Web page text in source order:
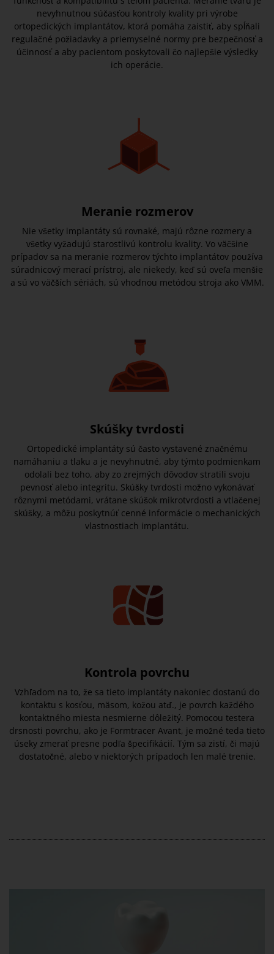
nevyhnutnou súčasťou kontroly kvality pri výrobe
ortopedických implantátov, ktorá pomáha zaistiť, aby spĺňali
regulačné požiadavky a priemyselné normy pre bezpečnosť a
účinnosť a aby pacientom poskytovali čo najlepšie výsledky
ich operácie.
Meranie rozmerov
Nie všetky implantáty sú rovnaké, majú rôzne rozmery a
všetky vyžadujú starostlivú kontrolu kvality. Vo väčšine
prípadov sa na meranie rozmerov týchto implantátov používa
súradnicový merací prístroj, ale niekedy, keď sú oveľa menšie
a sú vo väčších sériách, sú vhodnou metódou stroja ako VMM.
Skúšky tvrdosti
Ortopedické implantáty sú často vystavené značnému
namáhaniu a tlaku a je nevyhnutné, aby týmto podmienkam
odolali bez toho, aby zo zrejmých dôvodov stratili svoju
pevnosť alebo integritu. Skúšky tvrdosti možno vykonávať
rôznymi metódami, vrátane skúšok mikrotvrdosti a vtlačenej
skúšky, a môžu poskytnúť cenné informácie o mechanických
vlastnostiach implantátu.
Kontrola povrchu
Vzhľadom na to, že sa tieto implantáty nakoniec dostanú do
kontaktu s kosťou, mäsom, kožou atď., je povrch každého
kontaktného miesta nesmierne dôležitý. Pomocou testera
drsnosti povrchu, ako je Formtracer Avant, je možné teda tieto
úseky zmerať presne podľa špecifikácií. Tým sa zistí, či majú
dostatočné, alebo v niektorých prípadoch len malé trenie.